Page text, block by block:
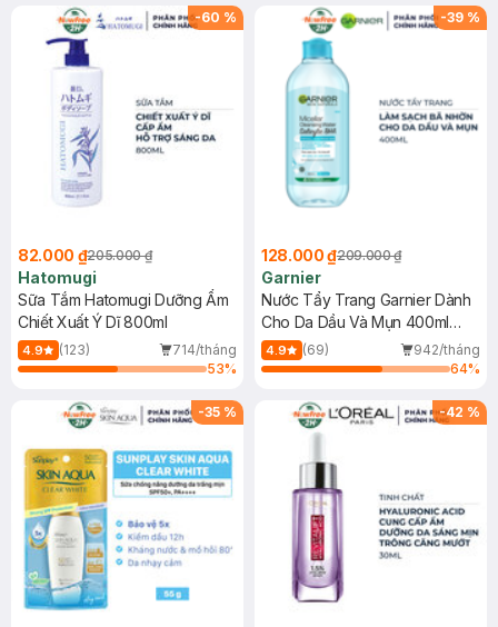
(SL có hạn)
-60 %
82.000 ₫205.000 ₫
Hatomugi
Sữa Tắm Hatomugi Dưỡng Ẩm
Chiết Xuất Ý Dĩ 800ml
4.9 (123)
714/tháng
53%
-39 %
128.000 ₫209.000 ₫
Garnier
Nước Tẩy Trang Garnier Dành
Cho Da Dầu Và Mụn 400ml
(Mới)
4.9 (69)
942/tháng
64%
-35 % -42 %